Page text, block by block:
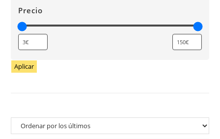
Precio
Aplicar